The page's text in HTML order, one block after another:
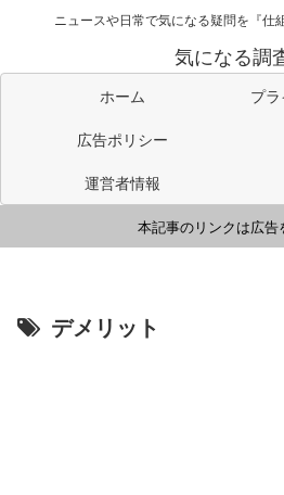
ニュースや日常で気になる疑問を『仕
気になる調
ホーム
プ
広告ポリシー
運営者情報
本記事のリンクは広告
デメリット